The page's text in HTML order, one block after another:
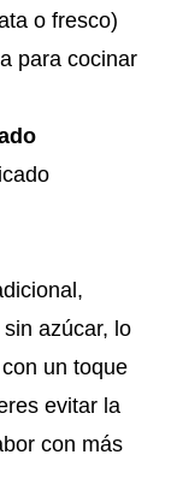
o fresco)
para cocinar
azúcar, lo
un toque
evitar la
con más